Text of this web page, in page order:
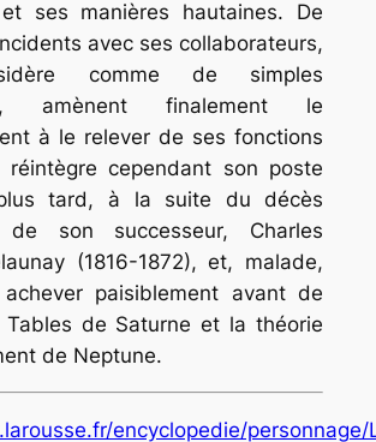
ses manières hautaines. De
avec ses collaborateurs,
comme de simples
amènent finalement le
à le relever de ses fonctions
cependant son poste
tard, à la suite du décès
de son successeur, Charles
(1816-1872), et, malade,
paisiblement avant de
Tables de Saturne et la théorie
de Neptune.
encyclopedie/personnage/